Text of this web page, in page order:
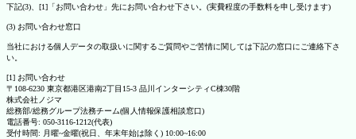
下記(3)、[1]「お問い合わせ」先にお問い合わせ下さい。(実費程度の手数料を申し受けます)
(3) お問い合わせ窓口
当社における個人データの取扱いに関するご質問やご苦情に関しては下記の窓口にご連絡下さ
い。
[1] お問い合わせ
〒108-6230 東京都港区港南2丁目15-3 品川インターシティC棟30階
株式会社ノジマ
総務部/総務グループ法務チーム(個人情報保護相談窓口)
電話番号: 050-3116-1212(代表)
受付時間: 月曜~金曜(祝日、年末年始は除く) 10:00~16:00